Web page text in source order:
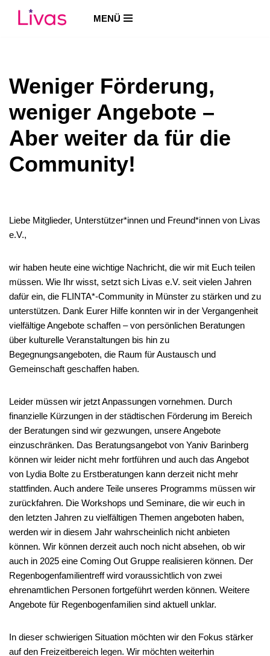
MENÜ
Weniger Förderung,
weniger Angebote –
Aber weiter da für die
Community!
Liebe Mitglieder, Unterstützer*innen und Freund*innen von Livas
e.V.,
wir haben heute eine wichtige Nachricht, die wir mit Euch teilen
müssen. Wie Ihr wisst, setzt sich Livas e.V. seit vielen Jahren
dafür ein, die FLINTA*-Community in Münster zu stärken und zu
unterstützen. Dank Eurer Hilfe konnten wir in der Vergangenheit
vielfältige Angebote schaffen – von persönlichen Beratungen
über kulturelle Veranstaltungen bis hin zu
Begegnungsangeboten, die Raum für Austausch und
Gemeinschaft geschaffen haben.
Leider müssen wir jetzt Anpassungen vornehmen. Durch
finanzielle Kürzungen in der städtischen Förderung im Bereich
der Beratungen sind wir gezwungen, unsere Angebote
einzuschränken. Das Beratungsangebot von Yaniv Barinberg
können wir leider nicht mehr fortführen und auch das Angebot
von Lydia Bolte zu Erstberatungen kann derzeit nicht mehr
stattfinden. Auch andere Teile unseres Programms müssen wir
zurückfahren. Die Workshops und Seminare, die wir euch in
den letzten Jahren zu vielfältigen Themen angeboten haben,
werden wir in diesem Jahr wahrscheinlich nicht anbieten
können. Wir können derzeit auch noch nicht absehen, ob wir
auch in 2025 eine Coming Out Gruppe realisieren können. Der
Regenbogenfamilientreff wird voraussichtlich von zwei
ehrenamtlichen Personen fortgeführt werden können. Weitere
Angebote für Regenbogenfamilien sind aktuell unklar.
In dieser schwierigen Situation möchten wir den Fokus stärker
auf den Freizeitbereich legen. Wir möchten weiterhin